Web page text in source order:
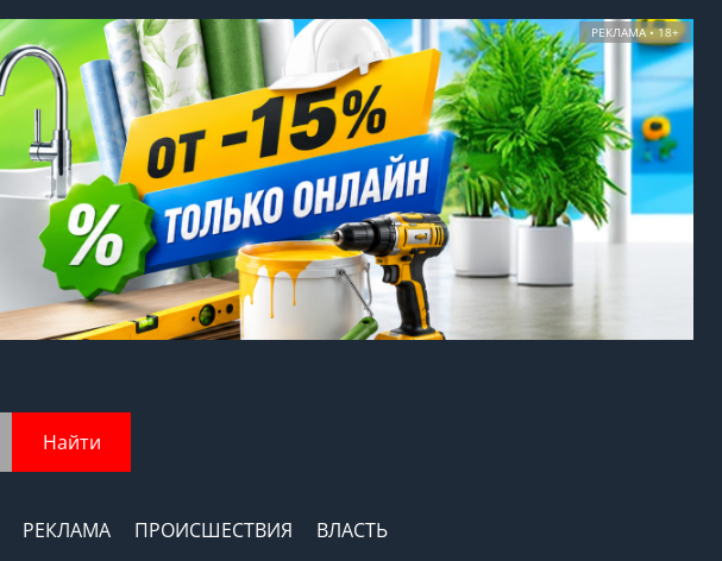
РЕКЛАМА • 18+
Найти
РЕКЛАМА ПРОИСШЕСТВИЯ
ВЛАСТЬ